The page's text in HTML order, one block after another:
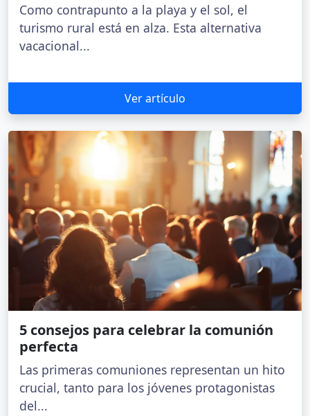
Como contrapunto a la playa y el sol, el
turismo rural está en alza. Esta alternativa
vacacional...
Ver artículo
5 consejos para celebrar la comunión
perfecta
Las primeras comuniones representan un hito
crucial, tanto para los jóvenes protagonistas
del...